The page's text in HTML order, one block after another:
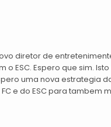
diretor de
ESC. Espero que sim.
uma nova estrategia
e do ESC para tambem